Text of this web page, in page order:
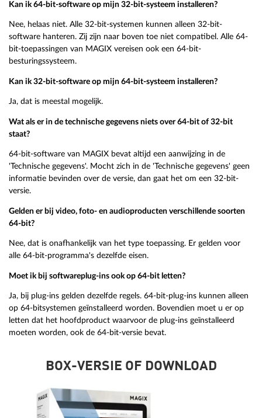
Kan ik 64-bit-software op mijn 32-bit-systeem installeren?
Nee, helaas niet. Alle 32-bit-systemen kunnen alleen 32-bit-
software hanteren. Zij zijn naar boven toe niet compatibel. Alle 64-
bit-toepassingen van MAGIX vereisen ook een 64-bit-
besturingssysteem.
Kan ik 32-bit-software op mijn 64-bit-systeem installeren?
Ja, dat is meestal mogelijk.
Wat als er in de technische gegevens niets over 64-bit of 32-bit
staat?
64-bit-software van MAGIX bevat altijd een aanwijzing in de
'Technische gegevens'. Mocht zich in de 'Technische gegevens' geen
informatie bevinden over de versie, dan gaat het om een 32-bit-
versie.
Gelden er bij video, foto- en audioproducten verschillende soorten
64-bit?
Nee, dat is onafhankelijk van het type toepassing. Er gelden voor
alle 64-bit-programma's dezelfde eisen.
Moet ik bij softwareplug-ins ook op 64-bit letten?
Ja, bij plug-ins gelden dezelfde regels. 64-bit-plug-ins kunnen alleen
op 64-bitsystemen geïnstalleerd worden. Bovendien moet u er op
letten dat het hoofdproduct waarvoor de plug-ins geïnstalleerd
moeten worden, ook de 64-bit-versie bevat.
BOX-VERSIE OF DOWNLOAD